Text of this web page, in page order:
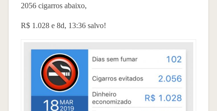
2056 cigarros abaixo,
R$ 1.028 e 8d, 13:36 salvo!